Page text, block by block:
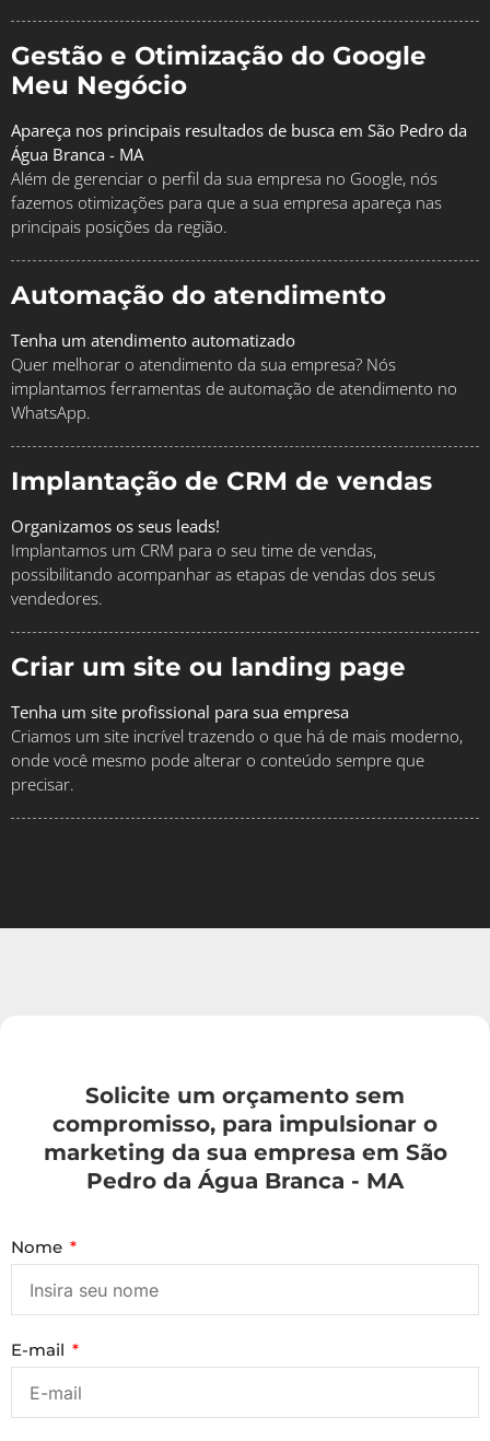
Gestão e Otimização do Google
Meu Negócio
Apareça nos principais resultados de busca em São Pedro da
Água Branca - MA
Além de gerenciar o perfil da sua empresa no Google, nós
fazemos otimizações para que a sua empresa apareça nas
principais posições da região.
Automação do atendimento
Tenha um atendimento automatizado
Quer melhorar o atendimento da sua empresa? Nós
implantamos ferramentas de automação de atendimento no
WhatsApp.
Implantação de CRM de vendas
Organizamos os seus leads!
Implantamos um CRM para o seu time de vendas,
possibilitando acompanhar as etapas de vendas dos seus
vendedores.
Criar um site ou landing page
Tenha um site profissional para sua empresa
Criamos um site incrível trazendo o que há de mais moderno,
onde você mesmo pode alterar o conteúdo sempre que
precisar.
Solicite um orçamento sem
compromisso, para impulsionar o
marketing da sua empresa em São
Pedro da Água Branca - MA
Nome
E-mail